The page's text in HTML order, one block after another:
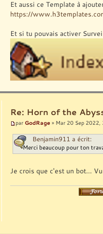
Et aussi ce Template à
https://
Et si tu pouvais activer
Re: Horn of the
par GodRage » Mar 20 Sep 2022,
Benjamin911 a écrit:
Merci beaucoup pour ton
Je crois que c'est un bot...